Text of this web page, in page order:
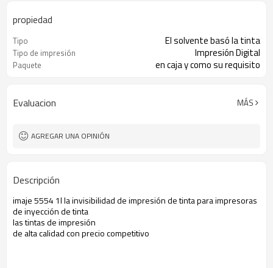
propiedad
Tipo El solvente basó la tinta
Tipo de impresión Impresión Digital
Paquete en caja y como su requisito
Evaluacion MÁS
AGREGAR UNA OPINIÓN
Descripción
imaje 5554 1l la invisibilidad de impresión de tinta para impresoras
de inyección de tinta
las tintas de impresión
de alta calidad con precio competitivo